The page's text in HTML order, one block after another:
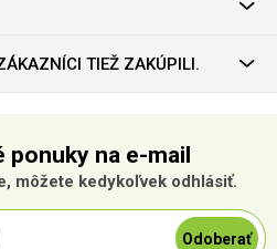
TIEŽ ZAKÚPILI.
ponuky na e-mail
môžete kedykoľvek odhlásiť.
Odoberať